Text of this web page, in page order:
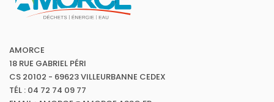
AMORCE
18 RUE GABRIEL PÉRI
CS 20102 - 69623 VILLEURBANNE CEDEX
TÉL : 04 72 74 09 77